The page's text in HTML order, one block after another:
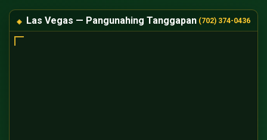
Las Vegas — Pangunahing Tanggapan (702) 374-0436